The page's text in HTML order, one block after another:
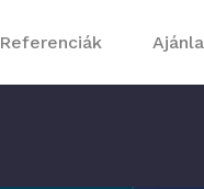
Referenciák